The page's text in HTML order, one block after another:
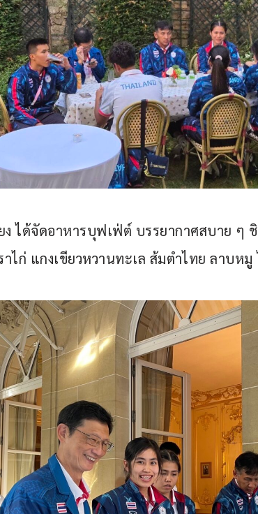
ง ได้จัดอาหารบุฟเฟ่ต์ บรรยากาศสบาย ๆ
ไก่ แกงเขียวหวานทะเล ส้มตำไทย ลาบ